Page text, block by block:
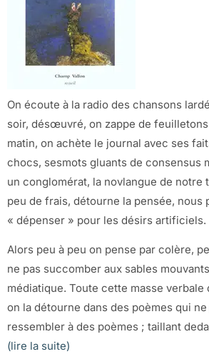
On écoute à la radio des chansons
soir, désœuvré, on zappe de
matin, on achète le journal avec ses
chocs, sesmots gluants de consensus
un conglomérat, la novlangue de notre
peu de frais, détourne la pensée, nous
« dépenser » pour les désirs artificiels.
Alors peu à peu on pense par colère,
ne pas succomber aux sables
médiatique. Toute cette masse verbale
on la détourne dans des poèmes qui
ressembler à des poèmes ; taillant
(lire la suite)